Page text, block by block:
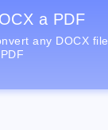
a PDF
any DOCX file